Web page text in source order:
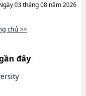
03 tháng 08 năm 2026
chủ >>
đây